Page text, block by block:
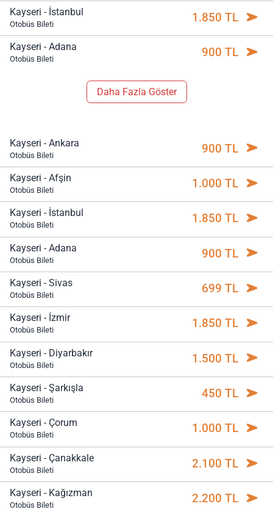
Kayseri - İstanbul
Otobüs Bileti 1.850 TL
Kayseri - Adana
Otobüs Bileti 900 TL
Daha Fazla Göster
Kayseri - Ankara
Otobüs Bileti 900 TL
Kayseri - Afşin
Otobüs Bileti 1.000 TL
Kayseri - İstanbul
Otobüs Bileti 1.850 TL
Kayseri - Adana
Otobüs Bileti 900 TL
Kayseri - Sivas
Otobüs Bileti 699 TL
Kayseri - İzmir
Otobüs Bileti 1.850 TL
Kayseri - Diyarbakır
Otobüs Bileti 1.500 TL
Kayseri - Şarkışla
Otobüs Bileti 450 TL
Kayseri - Çorum
Otobüs Bileti 1.000 TL
Kayseri - Çanakkale
Otobüs Bileti 2.100 TL
Kayseri - Kağızman
Otobüs Bileti 2.200 TL